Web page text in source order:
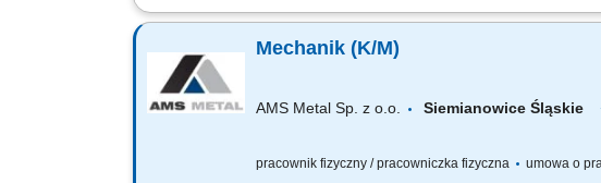
Utrzymanie ciągłości pracy maszyn produkcyjnych
Mechanik (K/M)
AMS Metal Sp. z o.o. Siemianowice Śląskie
pracownik fizyczny / pracowniczka fizyczna umowa o